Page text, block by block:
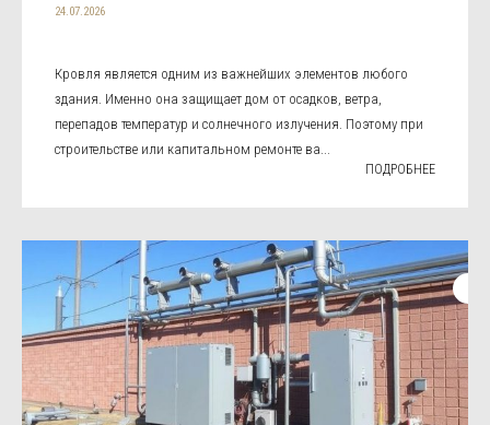
24.07.2026
Кровля является одним из важнейших элементов любого
здания. Именно она защищает дом от осадков, ветра,
перепадов температур и солнечного излучения. Поэтому при
строительстве или капитальном ремонте ва...
ПОДРОБНЕЕ